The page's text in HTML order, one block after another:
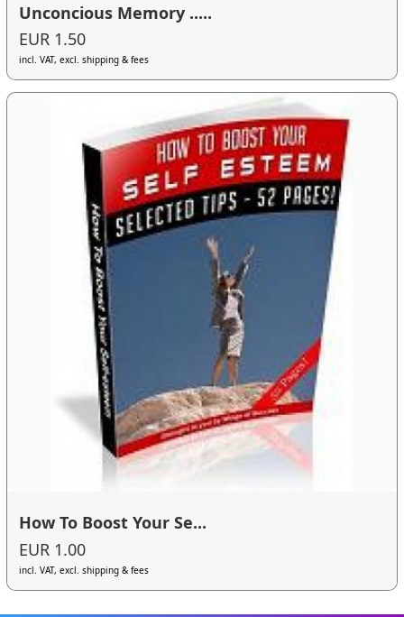
Unconcious Memory .....
EUR 1.50
incl. VAT, excl. shipping & fees
How To Boost Your Se...
EUR 1.00
incl. VAT, excl. shipping & fees